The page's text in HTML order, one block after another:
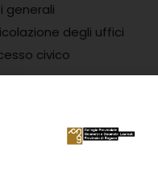
generali
degli uffici
civico